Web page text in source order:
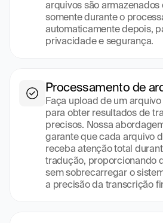
arquivos são armazenados
somente durante o
automaticamente depois,
privacidade e segurança.
Processamento de
Faça upload de um
para obter resultados de
precisos. Nossa
garante que cada arquivo
receba atenção total
tradução, proporcionando
sem sobrecarregar o
a precisão da transcrição